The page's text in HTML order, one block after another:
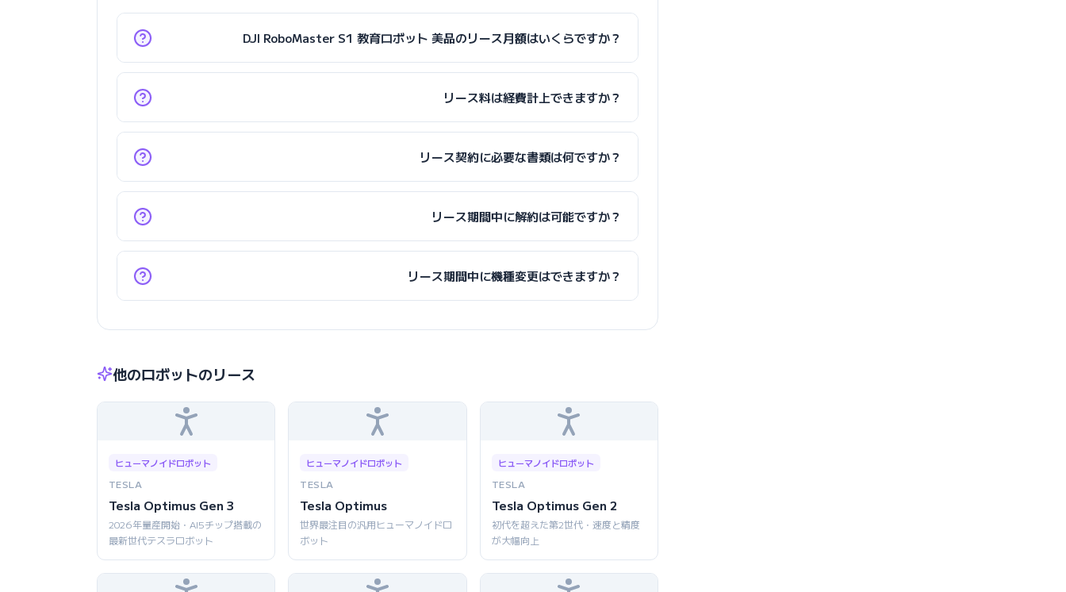
DJI RoboMaster S1 教育ロボット 美品のリース月額はいくらですか？
リース料は経費計上できますか？
リース契約に必要な書類は何ですか？
リース期間中に解約は可能ですか？
リース期間中に機種変更はできますか？
他のロボットのリース
ヒューマノイドロボット
TESLA
Tesla Optimus Gen 3
2026年量産開始・AI5チップ搭載の
最新世代テスラロボット
ヒューマノイドロボット
TESLA
Tesla Optimus
世界最注目の汎用ヒューマノイドロ
ボット
ヒューマノイドロボット
TESLA
Tesla Optimus Gen 2
初代を超えた第2世代・速度と精度
が大幅向上